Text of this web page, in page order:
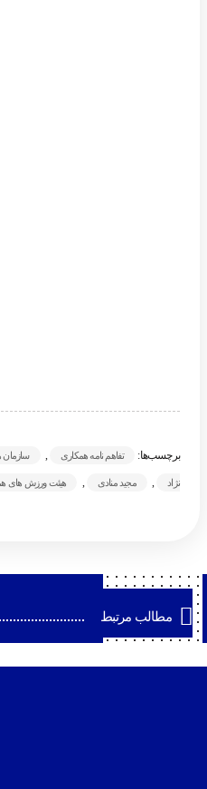
برچسب‌ها: تفاهم نامه همکاری , سازمان
نژاد , مجید منادی , هیئت ورزش های
مطالب مرتبط